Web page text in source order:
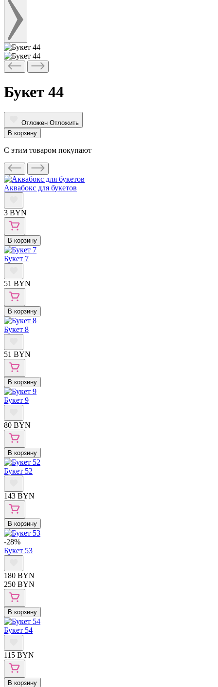
Букет 44
Отложен Отложить
В корзину
С этим товаром покупают
Аквабокс для букетов
3 BYN
В корзину
Букет 7
51 BYN
В корзину
Букет 8
51 BYN
В корзину
Букет 9
80 BYN
В корзину
Букет 52
143 BYN
В корзину
-28%
Букет 53
180 BYN
250 BYN
В корзину
Букет 54
115 BYN
В корзину